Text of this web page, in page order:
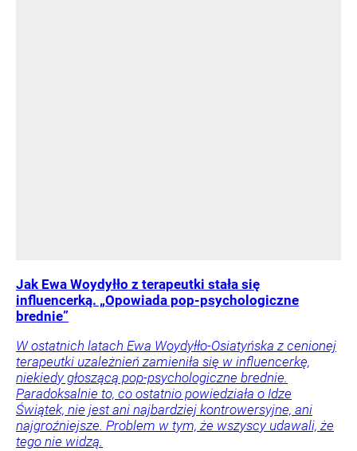
Jak Ewa Woydyłło z terapeutki stała się
influencerką. „Opowiada pop-psychologiczne
brednie”
W ostatnich latach Ewa Woydyłło-Osiatyńska z cenionej
terapeutki uzależnień zamieniła się w influencerkę,
niekiedy głoszącą pop-psychologiczne brednie.
Paradoksalnie to, co ostatnio powiedziała o Idze
Świątek, nie jest ani najbardziej kontrowersyjne, ani
najgroźniejsze. Problem w tym, że wszyscy udawali, że
tego nie widzą.